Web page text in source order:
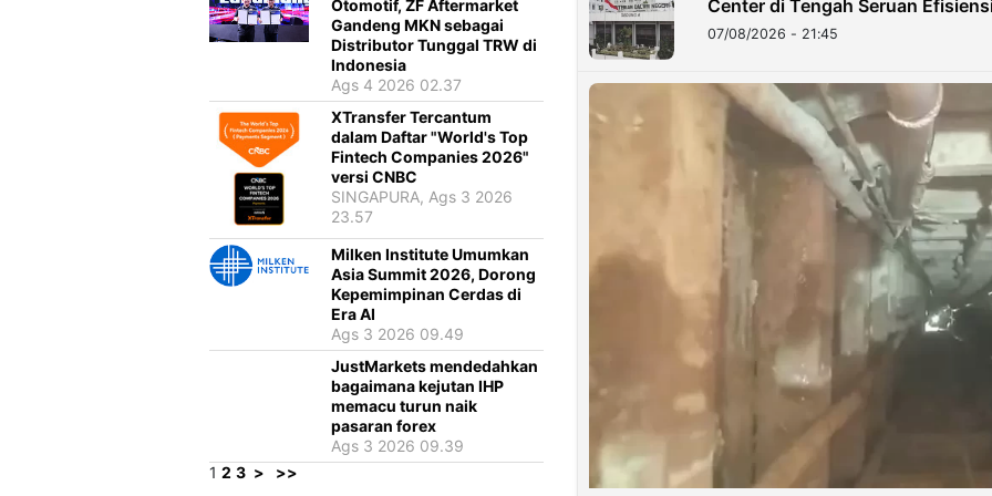
Center di Tengah Seruan
07/08/2026 - 21:45
Otomotif, ZF Aftermarket
Gandeng MKN sebagai
Distributor Tunggal TRW di
Indonesia
Ags 4 2026 02.37
XTransfer Tercantum
dalam Daftar "World's Top
Fintech Companies 2026"
versi CNBC
SINGAPURA, Ags 3 2026
23.57
Milken Institute Umumkan
Asia Summit 2026, Dorong
Kepemimpinan Cerdas di
Era AI
Ags 3 2026 09.49
JustMarkets mendedahkan
bagaimana kejutan IHP
memacu turun naik
pasaran forex
Ags 3 2026 09.39
1 2 3 > >>